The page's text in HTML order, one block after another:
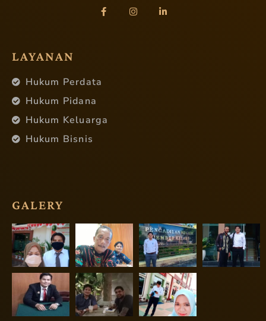
LAYANAN
Hukum Perdata
Hukum Pidana
Hukum Keluarga
Hukum Bisnis
GALERY